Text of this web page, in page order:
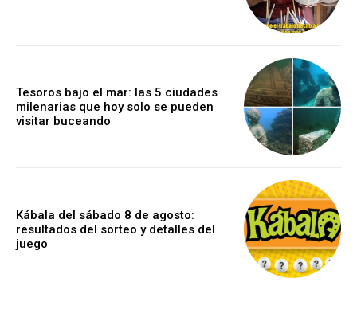
Tesoros bajo el mar: las 5 ciudades
milenarias que hoy solo se pueden
visitar buceando
Kábala del sábado 8 de agosto:
resultados del sorteo y detalles del
juego